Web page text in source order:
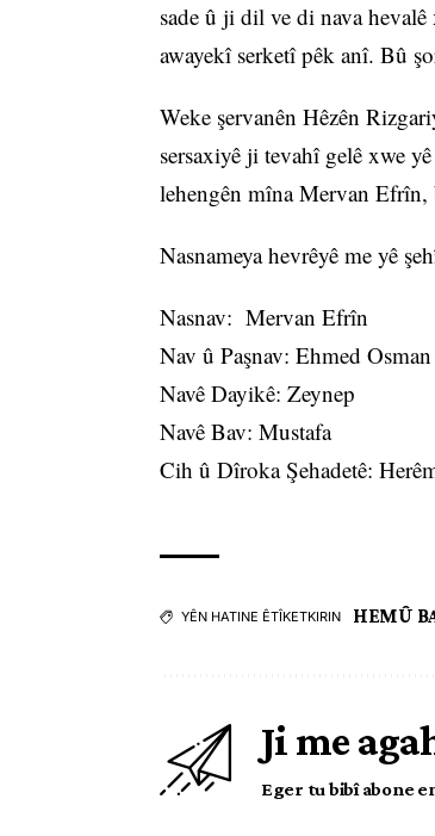
sade û ji dil ve di nava
awayekî serketî pêk anî. Bû
Weke şervanên Hêzên
sersaxiyê ji tevahî gelê xwe
lehengên mîna Mervan
Nasnameya hevrêyê me yê
Nasnav: Mervan Efrîn
Nav û Paşnav: Ehmed Osman
Navê Dayikê: Zeynep
Navê Bav: Mustafa
Cih û Dîroka Şehadetê:
YÊN HATINE ÊTÎKETKIRIN HEMÛ
Ji me
Eger tu bibî abone